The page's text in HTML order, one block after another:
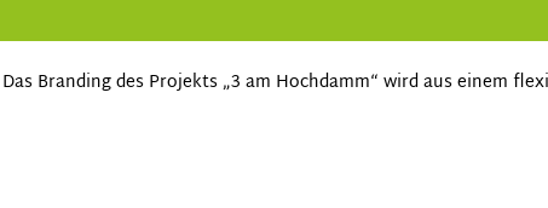
Das Branding des Projekts „3 am Hochdamm“ wird aus einem